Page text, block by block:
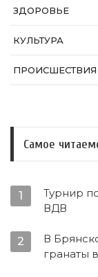
ЗДОРОВЬЕ
КУЛЬТУРА
ПРОИСШЕСТВИЯ
Самое
1
Турнир
ВДВ
2
В
гранаты